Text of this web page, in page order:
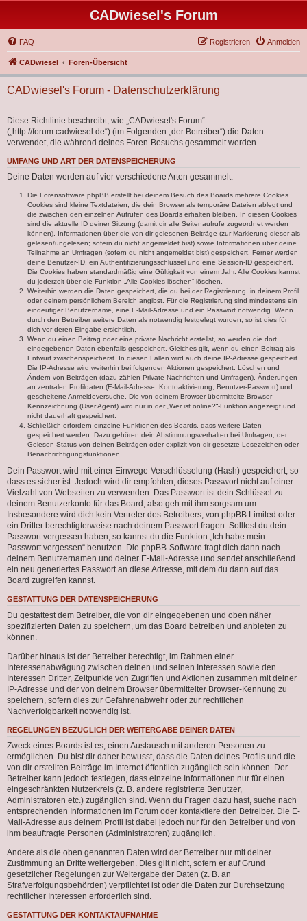
CADwiesel's Forum
FAQ Anmelden
Registrieren
CADwiesel Foren-Übersicht
CADwiesel's Forum - Datenschutzerklärung
Diese Richtlinie beschreibt, wie „CADwiesel's Forum“
(„http://forum.cadwiesel.de“) (im Folgenden „der Betreiber“) die Daten
verwendet, die während deines Foren-Besuchs gesammelt werden.
UMFANG UND ART DER DATENSPEICHERUNG
Deine Daten werden auf vier verschiedene Arten gesammelt:
Die Forensoftware phpBB erstellt bei deinem Besuch des Boards mehrere Cookies.
Cookies sind kleine Textdateien, die dein Browser als temporäre Dateien ablegt und
die zwischen den einzelnen Aufrufen des Boards erhalten bleiben. In diesen Cookies
sind die aktuelle ID deiner Sitzung (damit dir alle Seitenaufrufe zugeordnet werden
können), Informationen über die von dir gelesenen Beiträge (zur Markierung dieser als
gelesen/ungelesen; sofern du nicht angemeldet bist) sowie Informationen über deine
Teilnahme an Umfragen (sofern du nicht angemeldet bist) gespeichert. Ferner werden
deine Benutzer-ID, ein Authentifizierungsschlüssel und eine Session-ID gespeichert.
Die Cookies haben standardmäßig eine Gültigkeit von einem Jahr. Alle Cookies kannst
du jederzeit über die Funktion „Alle Cookies löschen“ löschen.
Weiterhin werden die Daten gespeichert, die du bei der Registrierung, in deinem Profil
oder deinem persönlichem Bereich angibst. Für die Registrierung sind mindestens ein
eindeutiger Benutzername, eine E-Mail-Adresse und ein Passwort notwendig. Wenn
durch den Betreiber weitere Daten als notwendig festgelegt wurden, so ist dies für
dich vor deren Eingabe ersichtlich.
Wenn du einen Beitrag oder eine private Nachricht erstellst, so werden die dort
eingegebenen Daten ebenfalls gespeichert. Gleiches gilt, wenn du einen Beitrag als
Entwurf zwischenspeicherst. In diesen Fällen wird auch deine IP-Adresse gespeichert.
Die IP-Adresse wird weiterhin bei folgenden Aktionen gespeichert: Löschen und
Ändern von Beiträgen (dazu zählen Private Nachrichten und Umfragen), Änderungen
an zentralen Profildaten (E-Mail-Adresse, Kontoaktivierung, Benutzer-Passwort) und
gescheiterte Anmeldeversuche. Die von deinem Browser übermittelte Browser-
Kennzeichnung (User Agent) wird nur in der „Wer ist online?“-Funktion angezeigt und
nicht dauerhaft gespeichert.
Schließlich erfordern einzelne Funktionen des Boards, dass weitere Daten
gespeichert werden. Dazu gehören dein Abstimmungsverhalten bei Umfragen, der
Gelesen-Status von deinen Beiträgen oder explizit von dir gesetzte Lesezeichen oder
Benachrichtigungsfunktionen.
Dein Passwort wird mit einer Einwege-Verschlüsselung (Hash) gespeichert, so
dass es sicher ist. Jedoch wird dir empfohlen, dieses Passwort nicht auf einer
Vielzahl von Webseiten zu verwenden. Das Passwort ist dein Schlüssel zu
deinem Benutzerkonto für das Board, also geh mit ihm sorgsam um.
Insbesondere wird dich kein Vertreter des Betreibers, von phpBB Limited oder
ein Dritter berechtigterweise nach deinem Passwort fragen. Solltest du dein
Passwort vergessen haben, so kannst du die Funktion „Ich habe mein
Passwort vergessen“ benutzen. Die phpBB-Software fragt dich dann nach
deinem Benutzernamen und deiner E-Mail-Adresse und sendet anschließend
ein neu generiertes Passwort an diese Adresse, mit dem du dann auf das
Board zugreifen kannst.
GESTATTUNG DER DATENSPEICHERUNG
Du gestattest dem Betreiber, die von dir eingegebenen und oben näher
spezifizierten Daten zu speichern, um das Board betreiben und anbieten zu
können.
Darüber hinaus ist der Betreiber berechtigt, im Rahmen einer
Interessenabwägung zwischen deinen und seinen Interessen sowie den
Interessen Dritter, Zeitpunkte von Zugriffen und Aktionen zusammen mit deiner
IP-Adresse und der von deinem Browser übermittelter Browser-Kennung zu
speichern, sofern dies zur Gefahrenabwehr oder zur rechtlichen
Nachverfolgbarkeit notwendig ist.
REGELUNGEN BEZÜGLICH DER WEITERGABE DEINER DATEN
Zweck eines Boards ist es, einen Austausch mit anderen Personen zu
ermöglichen. Du bist dir daher bewusst, dass die Daten deines Profils und die
von dir erstellten Beiträge im Internet öffentlich zugänglich sein können. Der
Betreiber kann jedoch festlegen, dass einzelne Informationen nur für einen
eingeschränkten Nutzerkreis (z. B. andere registrierte Benutzer,
Administratoren etc.) zugänglich sind. Wenn du Fragen dazu hast, suche nach
entsprechenden Informationen im Forum oder kontaktiere den Betreiber. Die E-
Mail-Adresse aus deinem Profil ist dabei jedoch nur für den Betreiber und von
ihm beauftragte Personen (Administratoren) zugänglich.
Andere als die oben genannten Daten wird der Betreiber nur mit deiner
Zustimmung an Dritte weitergeben. Dies gilt nicht, sofern er auf Grund
gesetzlicher Regelungen zur Weitergabe der Daten (z. B. an
Strafverfolgungsbehörden) verpflichtet ist oder die Daten zur Durchsetzung
rechtlicher Interessen erforderlich sind.
GESTATTUNG DER KONTAKTAUFNAHME